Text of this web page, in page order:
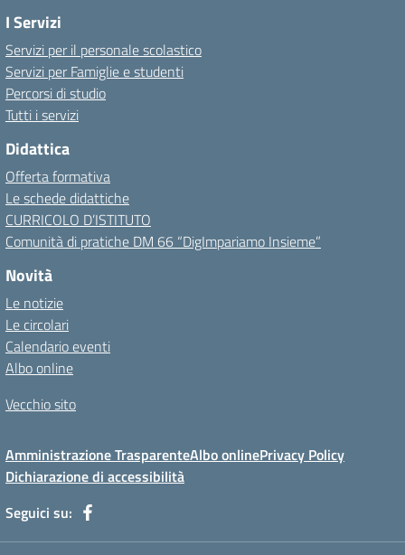
I Servizi
Servizi per il personale scolastico
Servizi per Famiglie e studenti
Percorsi di studio
Tutti i servizi
Didattica
Offerta formativa
Le schede didattiche
CURRICOLO D’ISTITUTO
Comunità di pratiche DM 66 “DigImpariamo Insieme”
Novità
Le notizie
Le circolari
Calendario eventi
Albo online
Vecchio sito
Amministrazione TrasparenteAlbo onlinePrivacy Policy
Dichiarazione di accessibilità
Seguici su: